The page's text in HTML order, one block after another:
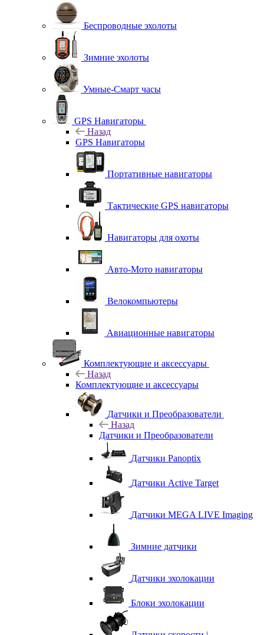
Беспроводные эхолоты
Зимние эхолоты
Умные-Смарт часы
GPS Навигаторы
Назад
GPS Навигаторы
Портативные навигаторы
Тактические GPS навигаторы
Навигаторы для охоты
Авто-Мото навигаторы
Велокомпьютеры
Авиационные навигаторы
Комплектующие и аксессуары
Назад
Комплектующие и аксессуары
Датчики и Преобразователи
Назад
Датчики и Преобразователи
Датчики Panoptix
Датчики Active Target
Датчики MEGA LIVE Imaging
Зимние датчики
Датчики эхолокации
Блоки эхолокации